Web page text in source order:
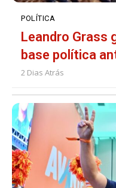
POLÍTICA
Leandro Grass
base política
2 Dias Atrás